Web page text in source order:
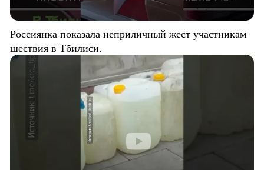
Россиянка показала неприличный жест участникам
шествия в Тбилиси.